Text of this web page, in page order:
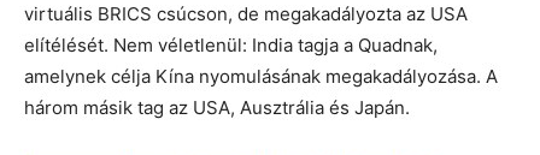
virtuális BRICS csúcson, de megakadályozta az USA
elítélését. Nem véletlenül: India tagja a Quadnak,
amelynek célja Kína nyomulásának megakadályozása. A
három másik tag az USA, Ausztrália és Japán.